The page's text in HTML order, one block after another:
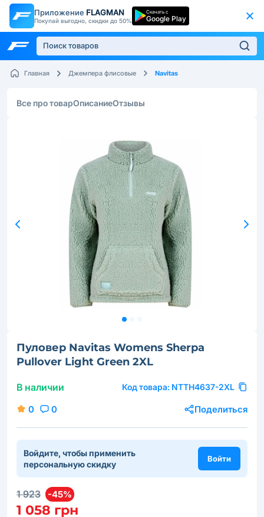
Приложение FLAGMAN
Покупай выгодно, скидки до 50%
Скачать с
Google Play
Главная Джемпера флисовые Navitas
Все про товарОписаниеОтзывы
Пуловер Navitas Womens Sherpa
Pullover Light Green 2XL
В наличии Код товара: NTTH4637-2XL
0 0 Поделиться
Войдите, чтобы применить
персональную скидку
Войти
1 923 -45%
1 058 грн